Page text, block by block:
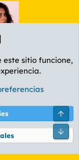
privacidad Ayuda
Ltd.
este sitio funcione,
Pie